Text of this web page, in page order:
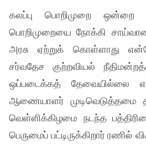
கலப்பு பொறிமுறை ஒன்றை
பொறிமுறையை நோக்கி
அரசு ஏற்றுக் கொள்ளாது
சர்வதேச குற்றவியல்
ஒப்படைக்கத் தேவையில்லை
ஆணையாளர் முடிவெடுத்தமை
வெள்ளிக்கிழமை நடந்த
பெருமைப் பட்டிருக்கிறார் ரணில்